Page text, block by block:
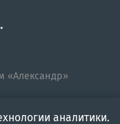
«Александр»
аналитики.